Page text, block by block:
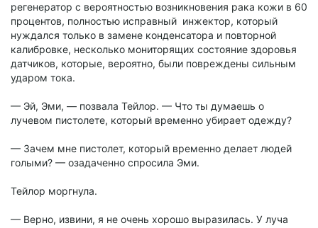
регенератор с вероятностью возникновения рака кожи в 60
процентов, полностью исправный инжектор, который
нуждался только в замене конденсатора и повторной
калибровке, несколько мониторящих состояние здоровья
датчиков, которые, вероятно, были повреждены сильным
ударом тока.
— Эй, Эми, — позвала Тейлор. — Что ты думаешь о
лучевом пистолете, который временно убирает одежду?
— Зачем мне пистолет, который временно делает людей
голыми? — озадаченно спросила Эми.
Тейлор моргнула.
— Верно, извини, я не очень хорошо выразилась. У луча